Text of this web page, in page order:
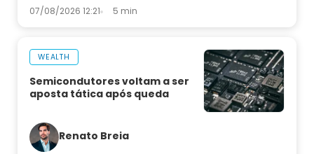
07/08/2026 12:21 5 min
WEALTH
Semicondutores voltam a ser
aposta tática após queda
Renato Breia